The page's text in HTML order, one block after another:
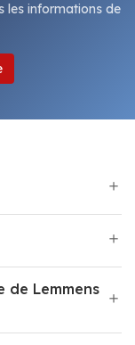
les informations de
de Lemmens